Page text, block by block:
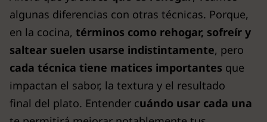
algunas diferencias con otras técnicas. Porque,
en la cocina, términos como rehogar, sofreír y
saltear suelen usarse indistintamente, pero
cada técnica tiene matices importantes que
impactan el sabor, la textura y el resultado
final del plato. Entender cuándo usar cada una